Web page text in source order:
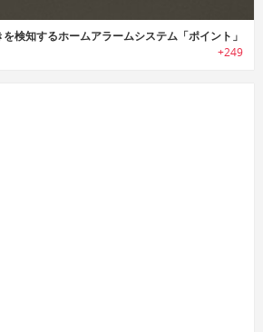
検知するホームアラームシステム「ポイント」
+249